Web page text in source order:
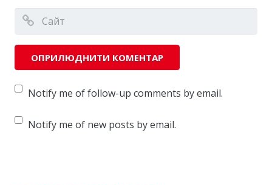
Notify me of follow-up comments by email.
Notify me of new posts by email.